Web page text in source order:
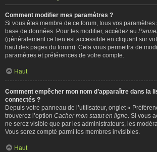
Comment modifier mes paramètres ?
Si vous êtes membre de ce forum, tous vos
base de données. Pour les modifier, accédez au
(généralement ce lien est accessible en cliquant sur
haut des pages du forum). Cela vous permettra de
paramètres et préférences de votre compte.
Haut
Comment empêcher mon nom d’apparaître dans la
connectés ?
Depuis votre panneau de l’utilisateur, onglet «
trouverez l’option Cacher mon statut en ligne . Si vous
ne serez visible que par les administrateurs, les
Vous serez compté parmi les membres invisibles.
Haut